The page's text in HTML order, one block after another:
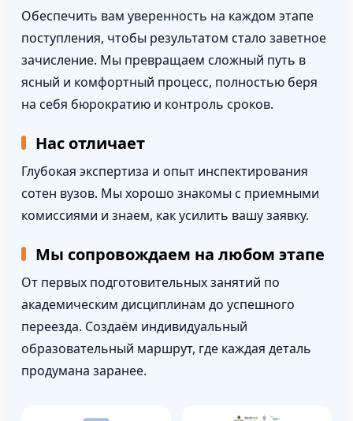
Обеспечить вам уверенность на каждом этапе
поступления, чтобы результатом стало заветное
зачисление. Мы превращаем сложный путь в
ясный и комфортный процесс, полностью беря
на себя бюрократию и контроль сроков.
Нас отличает
Глубокая экспертиза и опыт инспектирования
сотен вузов. Мы хорошо знакомы с приемными
комиссиями и знаем, как усилить вашу заявку.
Мы сопровождаем на любом этапе
От первых подготовительных занятий по
академическим дисциплинам до успешного
переезда. Создаём индивидуальный
образовательный маршрут, где каждая деталь
продумана заранее.